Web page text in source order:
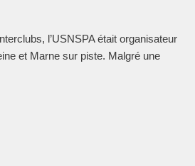
l’USNSPA était organisateur
et Marne sur piste. Malgré une